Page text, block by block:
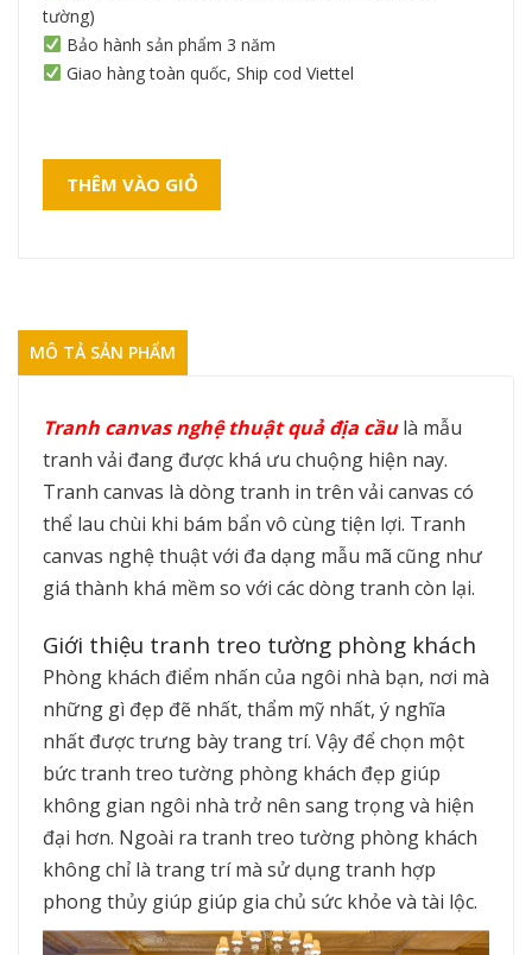
tường)
Bảo hành sản phẩm 3 năm
Giao hàng toàn quốc, Ship cod Viettel
THÊM VÀO GIỎ
MÔ TẢ SẢN PHẨM
Tranh canvas nghệ thuật quả địa cầulà mẫu
tranh vải đang được khá ưu chuộng hiện nay.
Tranh canvas là dòng tranh in trên vải canvas có
thể lau chùi khi bám bẩn vô cùng tiện lợi. Tranh
canvas nghệ thuật với đa dạng mẫu mã cũng như
giá thành khá mềm so với các dòng tranh còn lại.
Giới thiệu tranh treo tường phòng khách
Phòng khách điểm nhấn của ngôi nhà bạn, nơi mà
những gì đẹp đẽ nhất, thẩm mỹ nhất, ý nghĩa
nhất được trưng bày trang trí. Vậy để chọn một
bức tranh treo tường phòng khách đẹp giúp
không gian ngôi nhà trở nên sang trọng và hiện
đại hơn. Ngoài ra tranh treo tường phòng khách
không chỉ là trang trí mà sử dụng tranh hợp
phong thủy giúp giúp gia chủ sức khỏe và tài lộc.